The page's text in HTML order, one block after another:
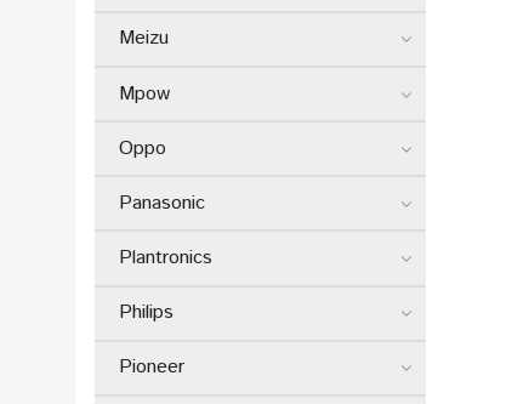
Meizu
Mpow
Oppo
Panasonic
Plantronics
Philips
Pioneer